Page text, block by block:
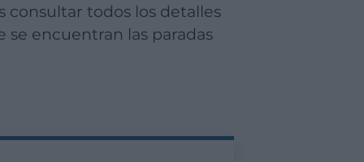
consultar todos los detalles
encuentran las paradas